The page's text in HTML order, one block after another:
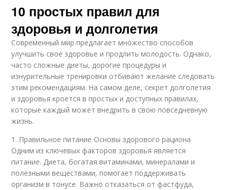
10 простых правил для
здоровья и долголетия
Современный мир предлагает множество способов
улучшить свое здоровье и продлить молодость. Однако,
часто сложные диеты, дорогие процедуры и
изнурительные тренировки отбивают желание следовать
этим рекомендациям. На самом деле, секрет долголетия
и здоровья кроется в простых и доступных правилах,
которые каждый может внедрить в свою повседневную
жизнь.
1. Правильное питание Основы здорового рациона
Одним из ключевых факторов здоровья является
питание. Диета, богатая витаминами, минералами и
полезными веществами, помогает поддерживать
организм в тонусе. Важно отказаться от фастфуда,